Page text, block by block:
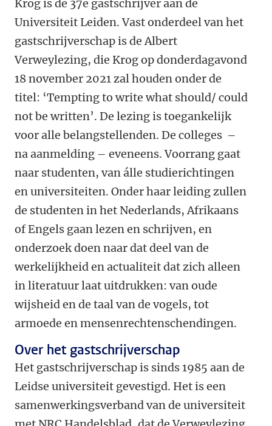
Krog is de 37e gastschrijver aan de
Universiteit Leiden. Vast onderdeel van het
gastschrijverschap is de Albert
Verweylezing, die Krog op donderdagavond
18 november 2021 zal houden onder de
titel: ‘Tempting to write what should/ could
not be written’. De lezing is toegankelijk
voor alle belangstellenden. De colleges –
na aanmelding – eveneens. Voorrang gaat
naar studenten, van álle studierichtingen
en universiteiten. Onder haar leiding zullen
de studenten in het Nederlands, Afrikaans
of Engels gaan lezen en schrijven, en
onderzoek doen naar dat deel van de
werkelijkheid en actualiteit dat zich alleen
in literatuur laat uitdrukken: van oude
wijsheid en de taal van de vogels, tot
armoede en mensenrechtenschendingen.
Over het gastschrijverschap
Het gastschrijverschap is sinds 1985 aan de
Leidse universiteit gevestigd. Het is een
samenwerkingsverband van de universiteit